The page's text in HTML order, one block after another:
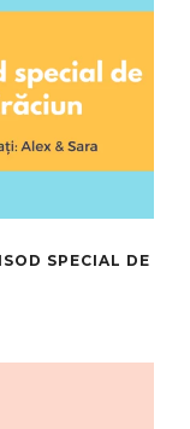
SPECIAL DE